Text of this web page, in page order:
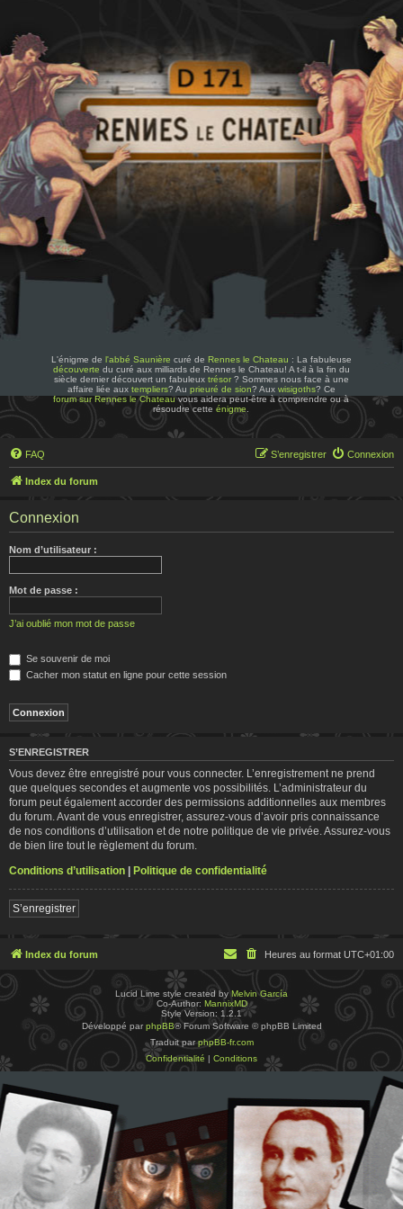
L'énigme de l'abbé Saunière curé de Rennes le Chateau : La fabuleuse
découverte du curé aux milliards de Rennes le Chateau! A t-il à la fin du
siècle dernier découvert un fabuleux trésor? Sommes nous face à une
affaire liée aux templiers? Au prieuré de sion? Aux wisigoths? Ce
forum sur Rennes le Chateauvous aidera peut-être à comprendre ou à
résoudre cetteénigme
FAQ Connexion
S’enregistrer
Index du forum
Connexion
Nom d’utilisateur :
Mot de passe :
J’ai oublié mon mot de passe
Se souvenir de moi
Cacher mon statut en ligne pour cette session
S’ENREGISTRER
Vous devez être enregistré pour vous connecter. L’enregistrement ne prend
que quelques secondes et augmente vos possibilités. L’administrateur du
forum peut également accorder des permissions additionnelles aux membres
du forum. Avant de vous enregistrer, assurez-vous d’avoir pris connaissance
de nos conditions d’utilisation et de notre politique de vie privée. Assurez-vous
de bien lire tout le règlement du forum.
Conditions d’utilisation | Politique de confidentialité
S’enregistrer
Index du forum Heures au format UTC+01:00
Lucid Lime style created byMelvin García
Co-Author: MannixMD
Style Version: 1.2.1
Développé par phpBB® Forum Software © phpBB Limited
Traduit parphpBB-fr.com
Confidentialité | Conditions